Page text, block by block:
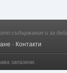
съдържание и за
· Контакти
запазени.